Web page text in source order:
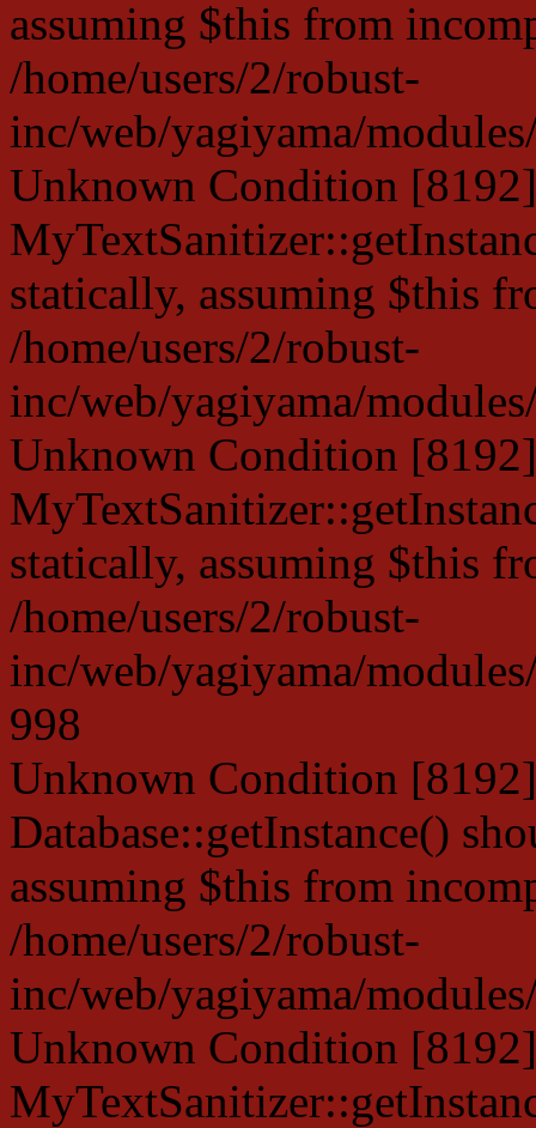
assuming $this from
/home/users/2/robust-
inc/web/yagiyama/
Unknown Condition
statically, assuming $this
/home/users/2/robust-
inc/web/yagiyama/
Unknown Condition
statically, assuming $this
/home/users/2/robust-
inc/web/yagiyama/
998
Unknown Condition
Database::getInstance()
assuming $this from
/home/users/2/robust-
inc/web/yagiyama/
Unknown Condition